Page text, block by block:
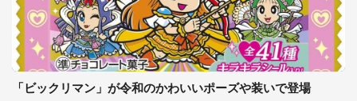
「ビックリマン」が令和のかわいいポーズや装いで登場